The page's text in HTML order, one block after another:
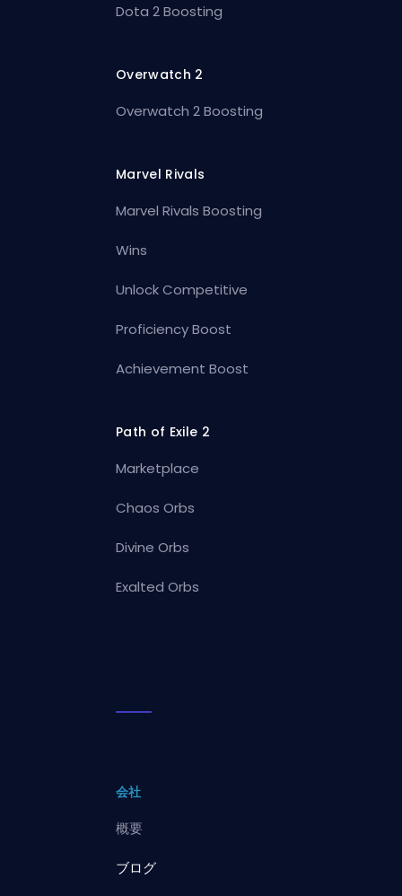
Dota 2 Boosting
Overwatch 2
Overwatch 2 Boosting
Marvel Rivals
Marvel Rivals Boosting
Wins
Unlock Competitive
Proficiency Boost
Achievement Boost
Path of Exile 2
Marketplace
Chaos Orbs
Divine Orbs
Exalted Orbs
会社
概要
ブログ